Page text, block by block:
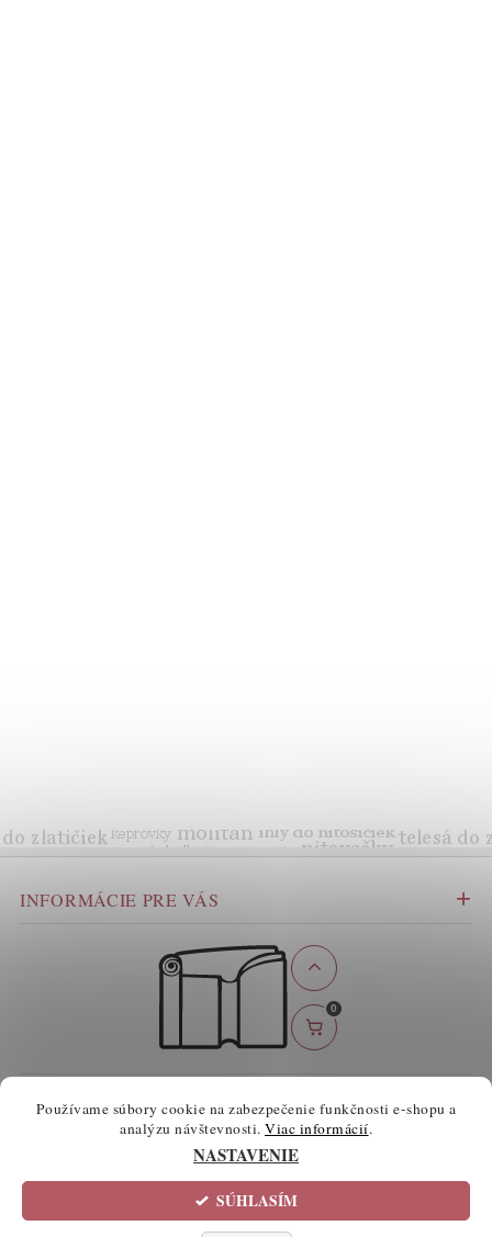
INFORMÁCIE PRE VÁS
0
BEZPEČNÉ ONLINE PLATBY
atelierknihy.sk, všetky práva vyhradené
Informácie o súboroch cookie
Používame súbory cookie na zabezpečenie funkčnosti e-shopu a
analýzu návštevnosti. Viac informácií.
NASTAVENIE
SÚHLASÍM